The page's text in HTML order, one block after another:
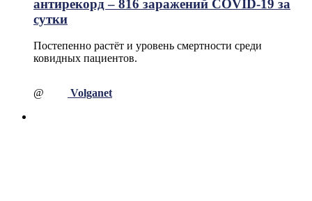
антирекорд – 816 заражений COVID-19 за
сутки
Постепенно растёт и уровень смертности среди
ковидных пациентов.
@ Volganet